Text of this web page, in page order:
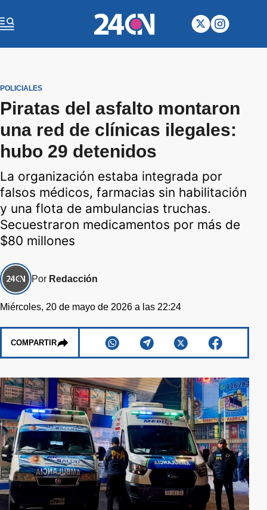
POLICIALES
Piratas del asfalto montaron
una red de clínicas ilegales:
hubo 29 detenidos
La organización estaba integrada por
falsos médicos, farmacias sin habilitación
y una flota de ambulancias truchas.
Secuestraron medicamentos por más de
$80 millones
Por Redacción
Miércoles, 20 de mayo de 2026 a las 22:24
COMPARTIR